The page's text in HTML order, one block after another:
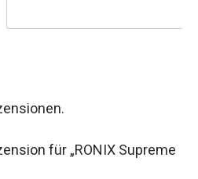
für „RONIX Supreme